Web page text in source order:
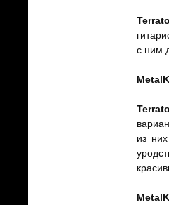
с ним
из